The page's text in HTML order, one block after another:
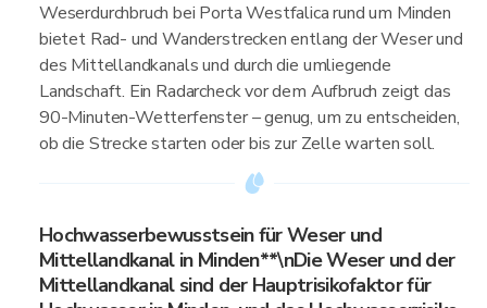
Weserdurchbruch bei Porta Westfalica rund um Minden
bietet Rad- und Wanderstrecken entlang der Weser und
des Mittellandkanals und durch die umliegende
Landschaft. Ein Radarcheck vor dem Aufbruch zeigt das
90-Minuten-Wetterfenster – genug, um zu entscheiden,
ob die Strecke starten oder bis zur Zelle warten soll.
Hochwasserbewusstsein für Weser und
Mittellandkanal in Minden**\nDie Weser und der
Mittellandkanal sind der Hauptrisikofaktor für